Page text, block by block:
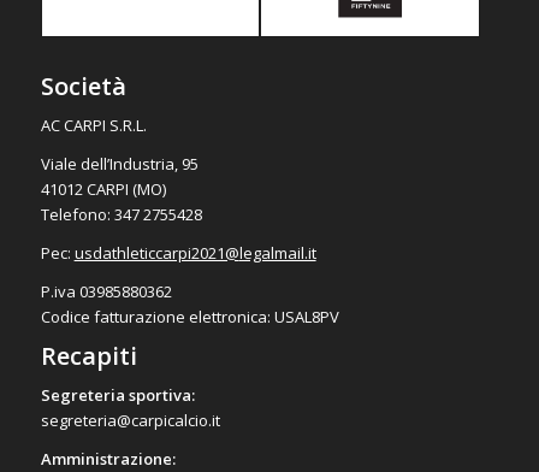
Società
AC CARPI S.R.L.
Viale dell’Industria, 95
41012 CARPI (MO)
Telefono: 347 2755428
Pec: usdathleticcarpi2021@legalmail.it
P.iva 03985880362
Codice fatturazione elettronica: USAL8PV
Recapiti
Segreteria sportiva:
segreteria@carpicalcio.it
Amministrazione: